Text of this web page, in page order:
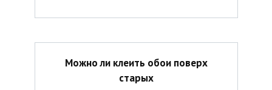
Можно ли клеить обои поверх
старых